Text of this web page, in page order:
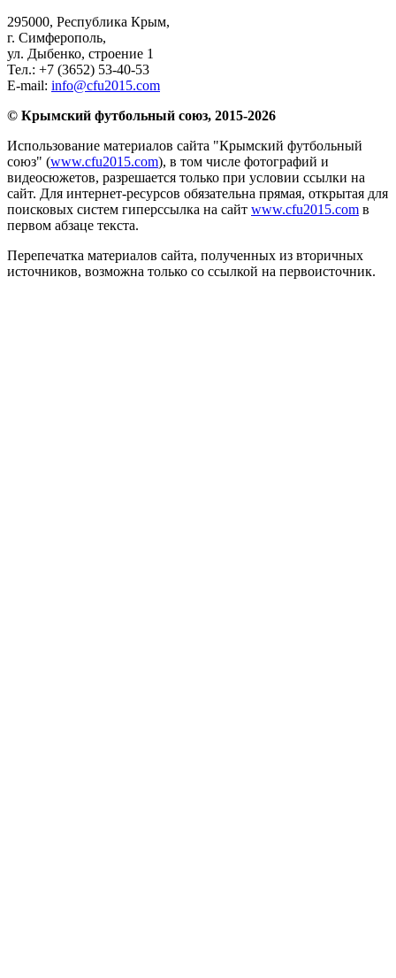
295000, Республика Крым,
г. Симферополь,
ул. Дыбенко, строение 1
Тел.: +7 (3652) 53-40-53
E-mail: info@cfu2015.com
© Крымский футбольный союз, 2015-2026
Использование материалов сайта "Крымский футбольный
союз" (www.cfu2015.com), в том числе фотографий и
видеосюжетов, разрешается только при условии ссылки на
сайт. Для интернет-ресурсов обязательна прямая, открытая для
поисковых систем гиперссылка на сайт www.cfu2015.com в
первом абзаце текста.
Перепечатка материалов сайта, полученных из вторичных
источников, возможна только со ссылкой на первоисточник.